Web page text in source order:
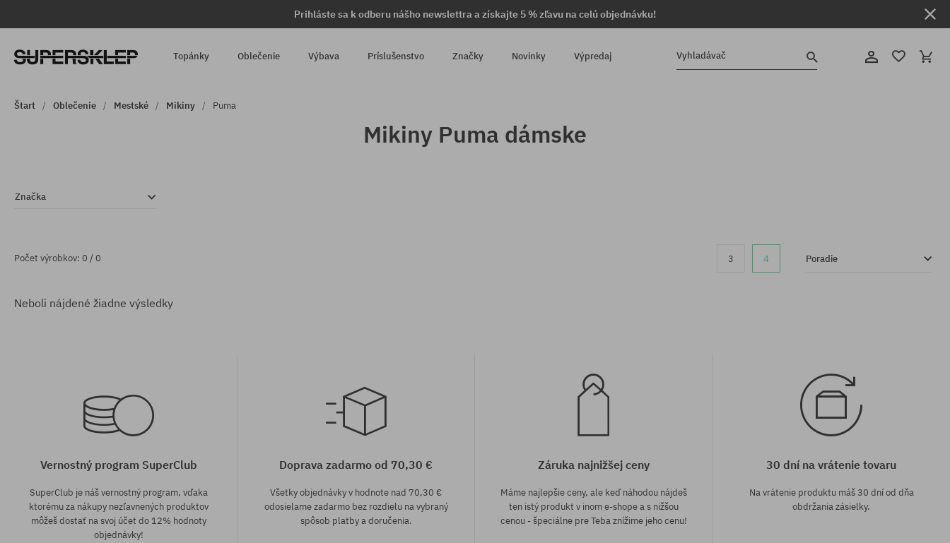
Prihláste sa k odberu nášho newslettra a získajte 5 % zľavu na celú objednávku!
Topánky Oblečenie Výbava Príslušenstvo Značky Novinky Výpredaj Vyhladávač
Štart Oblečenie Mestské Mikiny Puma
Mikiny Puma dámske
Značka
Počet výrobkov: 0 / 0 3 4 Poradie
Neboli nájdené žiadne výsledky
Vernostný program SuperClub
SuperClub je náš vernostný program, vďaka
ktorému za nákupy nezľavnených produktov
môžeš dostať na svoj účet do 12% hodnoty
objednávky!
Doprava zadarmo od 70,30 €
Všetky objednávky v hodnote nad 70,30 €
odosielame zadarmo bez rozdielu na vybraný
spôsob platby a doručenia.
Záruka najnižšej ceny
Máme najlepšie ceny, ale keď náhodou nájdeš
ten istý produkt v inom e-shope a s nižšou
cenou - špeciálne pre Teba znížime jeho cenu!
30 dní na vrátenie tovaru
Na vrátenie produktu máš 30 dní od dňa
obdržania zásielky.